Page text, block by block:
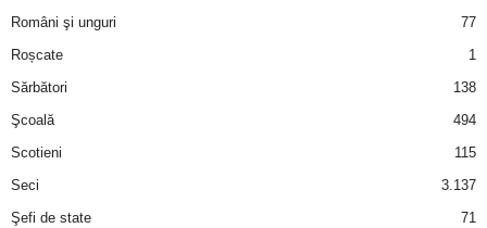
Români şi unguri
77
Roșcate
1
Sărbători
138
Şcoală
494
Scotieni
115
Seci
3.137
Şefi de state
71